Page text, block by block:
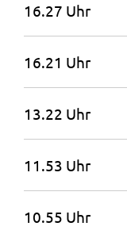
16.27 Uhr
16.21 Uhr
13.22 Uhr
11.53 Uhr
10.55 Uhr